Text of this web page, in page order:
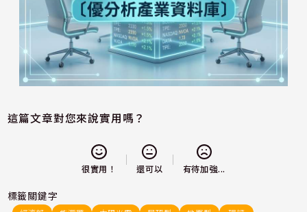
這篇文章對您來說實用嗎？
很實用！ 還可以 有待加強...
標籤關鍵字